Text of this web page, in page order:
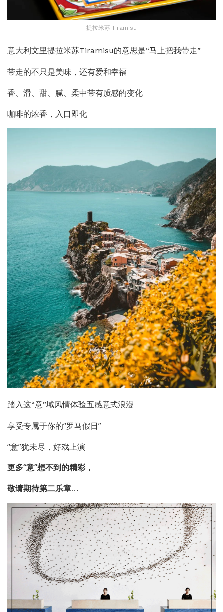
提拉米苏 Tiramisu
意大利文里提拉米苏Tiramisu的意思是“马上把我带走”
带走的不只是美味，还有爱和幸福
香、滑、甜、腻、柔中带有质感的变化
咖啡的浓香，入口即化
踏入这“意”域风情体验五感意式浪漫
享受专属于你的“罗马假日”
“意”犹未尽，好戏上演
更多“意”想不到的精彩，
敬请期待第二乐章…